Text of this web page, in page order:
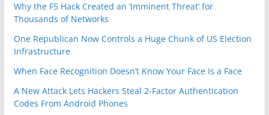
Why the F5 Hack Created an ‘Imminent Threat’ for
Thousands of Networks
One Republican Now Controls a Huge Chunk of US Election
Infrastructure
When Face Recognition Doesn’t Know Your Face Is a Face
A New Attack Lets Hackers Steal 2-Factor Authentication
Codes From Android Phones